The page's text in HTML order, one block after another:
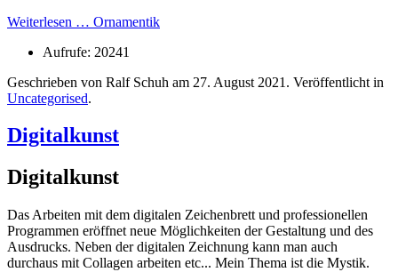
Weiterlesen … Ornamentik
Aufrufe: 20241
Geschrieben von Ralf Schuh am 27. August 2021 . Veröffentlicht in
Uncategorised.
Digitalkunst
Digitalkunst
Das Arbeiten mit dem digitalen Zeichenbrett und professionellen
Programmen eröffnet neue Möglichkeiten der Gestaltung und des
Ausdrucks. Neben der digitalen Zeichnung kann man auch
durchaus mit Collagen arbeiten etc... Mein Thema ist die Mystik.